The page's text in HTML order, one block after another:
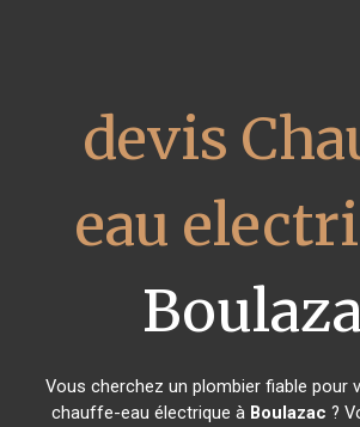
devis
eau
Vous cherchez un plombier fiable pour
chauffe-eau électrique à Boulazac ?